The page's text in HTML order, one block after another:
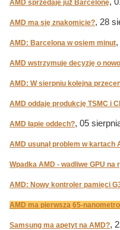
AMD sprzedaje już Barcelonę
AMD ma się znakomicie?, 28
AMD: Barcelona w osiem minut
AMD wstrzymuje decyzję o
AMD: W sierpniu kolejna
AMD oddaje produkcję TSMC i
AMD łapie oddech?, 05
AMD usunął problem w kartach
Wpadka AMD - wadliwe GPU na
AMD: Nowy kontroler pamięci
AMD ma pierwszą 65-
Samsung ma apetyt na AMD?,